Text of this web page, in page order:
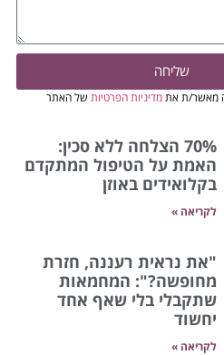
שליחה
מאשר/ת אתמדיניות הפרטיותשל האתר
70% הצלחה ללא סכין:
האמת על הטיפול המתקדם
בקלואידים באוזן
לקריאה »
"את נראית רעננה, חזרת
מחופשה?": המחמאות
שתקבלי בלי שאף אחד
יחשוד
לקריאה »